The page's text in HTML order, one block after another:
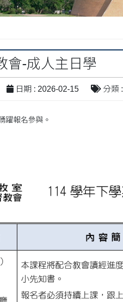
會-成人主日學
日期 : 2026-02-15 分類 :
躍報名參與。